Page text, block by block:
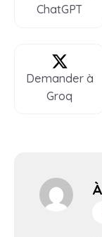
ChatGPT
Demander à
Groq